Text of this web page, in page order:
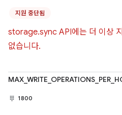
지원 중단됨
storage.sync API에는 더 이상
없습니다.
1800